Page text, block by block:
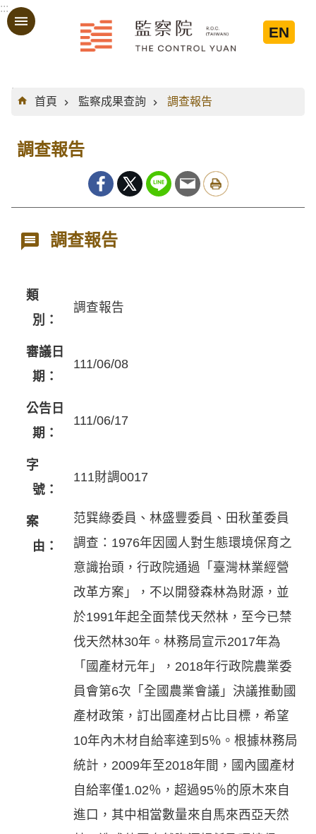
跳到主要內容區塊
:::
EN
:::
首頁
監察成果查詢 調查報告
調查報告
調查報告
類
別：
調查報告
審議日
期：
111/06/08
公告日
期：
111/06/17
字
號：
111財調0017
案
由：
范巽綠委員、林盛豐委員、田秋堇委員
調查：1976年因國人對生態環境保育之
意識抬頭，行政院通過「臺灣林業經營
改革方案」，不以開發森林為財源，並
於1991年起全面禁伐天然林，至今已禁
伐天然林30年。林務局宣示2017年為
「國產材元年」，2018年行政院農業委
員會第6次「全國農業會議」決議推動國
產材政策，訂出國產材占比目標，希望
10年內木材自給率達到5％。根據林務局
統計，2009年至2018年間，國內國產材
自給率僅1.02％，超過95％的原木來自
進口，其中相當數量來自馬來西亞天然